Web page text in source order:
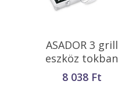
Kosárba
Teszem
ASADOR 3 grill
eszköz tokban
8 038 Ft